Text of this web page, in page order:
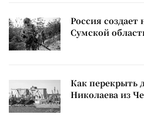
Россия создает
Сумской
Как перекрыть
Николаева из